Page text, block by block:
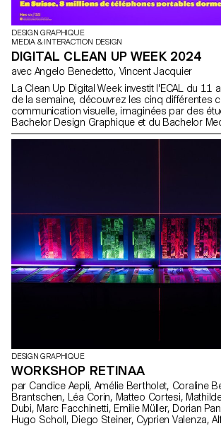
DESIGN GRAPHIQUE
MEDIA & INTERACTION DESIGN
DIGITAL CLEAN UP WEEK 2024
avec Angelo Benedetto, Vincent Jacquier
La Clean Up Digital Week investit l'ECAL du 11
de la semaine, découvrez les cinq différentes
communication visuelle, imaginées par des
Bachelor Design Graphique et du Bachelor
Design, destinées à sensibiliser chacun·e à
DESIGN GRAPHIQUE
WORKSHOP RETINAA
par Candice Aepli, Amélie Bertholet, Coraline Beyeler, Delphine
Brantschen, Léa Corin, Matteo Cortesi, Mathilde Driebold, Eliot
Dubi, Marc Facchinetti, Emilie Müller, Dorian Pangallo, Paul Paturel,
Hugo Scholl, Diego Steiner, Cyprien Valenza, Alfredo Venti, Arnaud